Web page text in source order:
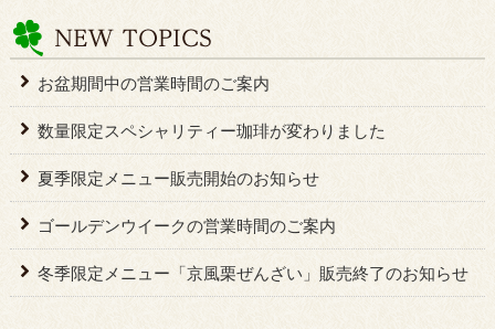
お盆期間中の営業時間のご案内
数量限定スペシャリティー珈琲が変わりました
夏季限定メニュー販売開始のお知らせ
ゴールデンウイークの営業時間のご案内
冬季限定メニュー「京風栗ぜんざい」販売終了のお知らせ